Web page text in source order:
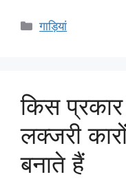
Categories
गाड़ियां
किस
लक्जरी
बनाते हैं